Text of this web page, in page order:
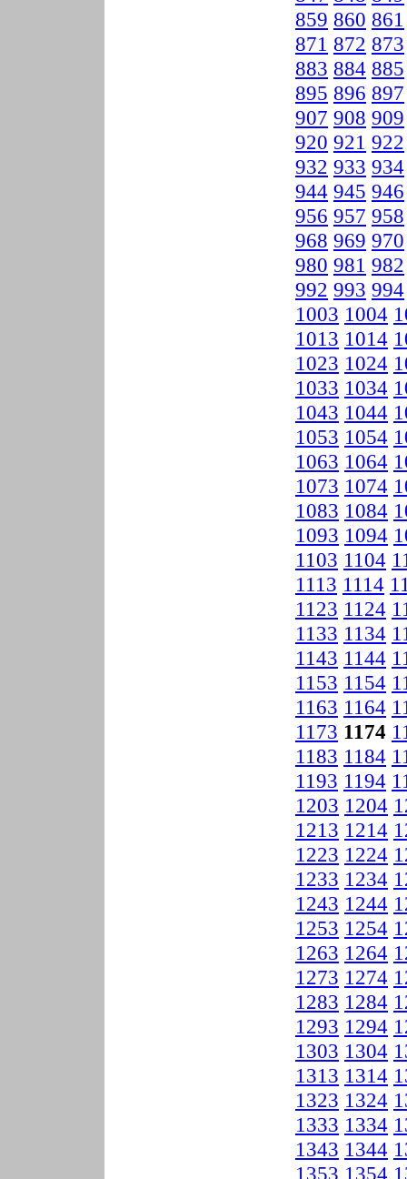
859 860 861
871 872 873
883 884 885
895 896 897
907 908 909
920 921 922
932 933 934
944 945 946
956 957 958
968 969 970
980 981 982
992 993 994
1003 1004
1013 1014
1023 1024
1033 1034
1043 1044
1053 1054
1063 1064
1073 1074
1083 1084
1093 1094
1103 1104
1113 1114
1123 1124
1133 1134
1143 1144
1153 1154
1163 1164
1173 1174
1183 1184
1193 1194
1203 1204
1213 1214
1223 1224
1233 1234
1243 1244
1253 1254
1263 1264
1273 1274
1283 1284
1293 1294
1303 1304
1313 1314
1323 1324
1333 1334
1343 1344
1353 1354